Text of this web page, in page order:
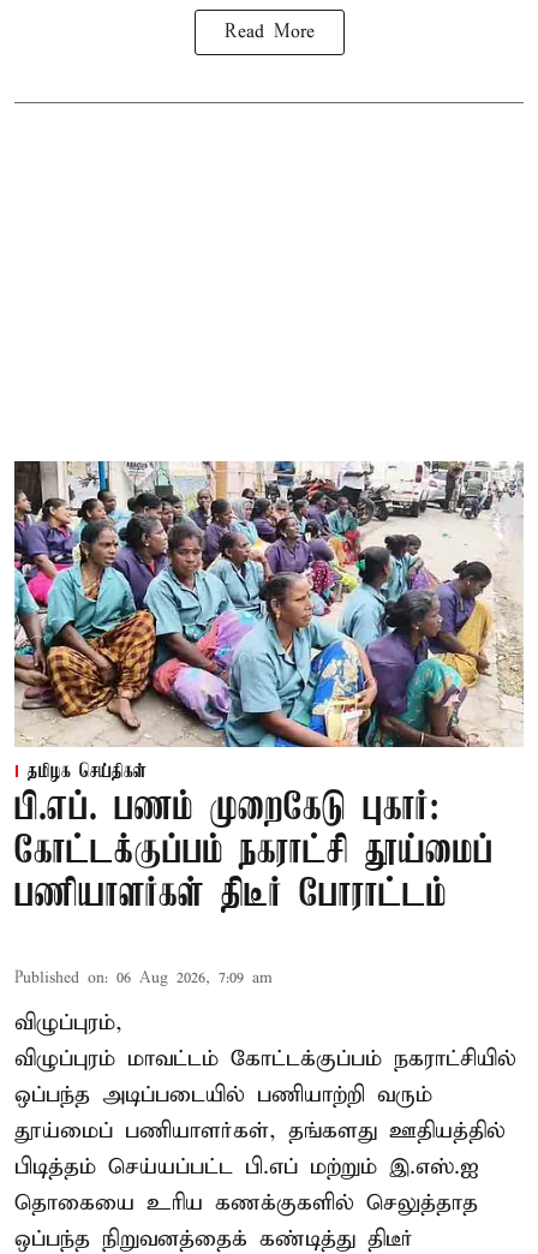
Read More
தமிழக செய்திகள்
பி.எப். பணம் முறைகேடு புகார்:
கோட்டக்குப்பம் நகராட்சி தூய்மைப்
பணியாளர்கள் திடீர் போராட்டம்
Published on: 06 Aug 2026, 7:09 am
விழுப்புரம்,
விழுப்புரம் மாவட்டம் கோட்டக்குப்பம் நகராட்சியில்
ஒப்பந்த அடிப்படையில் பணியாற்றி வரும்
தூய்மைப் பணியாளர்கள், தங்களது ஊதியத்தில்
பிடித்தம் செய்யப்பட்ட பி.எப் மற்றும் இ.எஸ்.ஐ
தொகையை உரிய கணக்குகளில் செலுத்தாத
ஒப்பந்த நிறுவனத்தைக் கண்டித்து திடீர்